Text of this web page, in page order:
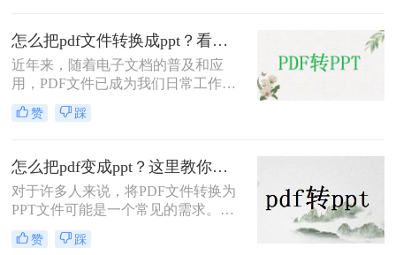
态和交互式的演示文稿。本文将详细
介绍怎么把pdf转为ppt ，并提供一些
实用的转换技巧。
怎么把pdf文件转换成ppt？看了就能学会的三种转换方法！
近年来，随着电子文档的普及和应
用，PDF文件已成为我们日常工作中
最常见的文档格式之一。然而，有时
我们会遇到将PDF文件转换为PPT文
行教学培训时，PPT文件更加灵活多
样，能够更好地展示内容和交流信
息。那么，怎么把pdf文件转换成ppt
呢？接下来，让我为你详细介绍一
下。
赞 踩
怎么把pdf变成ppt？这里教你这二种方法！
对于许多人来说，将PDF文件转换为
PPT文件可能是一个常见的需求。不
管是为了演示、教育目的还是为了进
行编辑和修改，将PDF转换为PPT可
赞 踩